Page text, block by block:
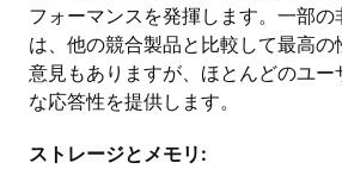
フォーマンスを発揮します。一部
は、他の競合製品と比較して最高の
意見もありますが、ほとんどのユー
な応答性を提供します。
ストレージとメモリ: